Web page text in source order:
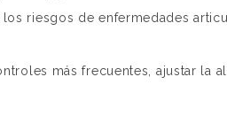
riesgos de enfermedades
más frecuentes, ajustar la